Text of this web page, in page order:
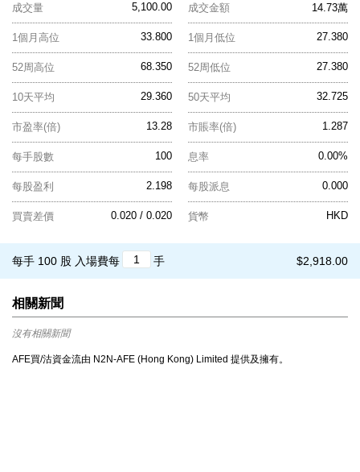
5,100.00
成交量 14.73萬
成交金額
33.800
1個月高位 27.380
1個月低位
68.350
52周高位 27.380
52周低位
29.360
10天平均 32.725
50天平均
13.28
市盈率(倍) 1.287
市賬率(倍)
100
每手股數 0.00%
息率
2.198
每股盈利 0.000
每股派息
0.020 / 0.020
買賣差價 HKD
貨幣
$2,918.00
每手 100 股 入場費每 手
相關新聞
沒有相關新聞
AFE買/沽資金流由 N2N-AFE (Hong Kong) Limited 提供及擁有。